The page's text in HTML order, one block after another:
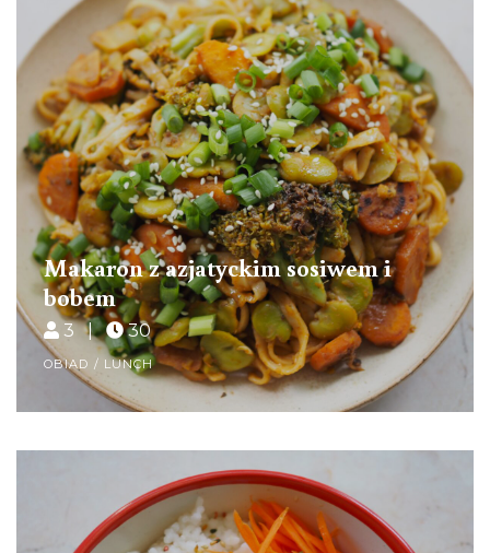
Makaron z azjatyckim sosiwem i
bobem
3 | 30
OBIAD / LUNCH